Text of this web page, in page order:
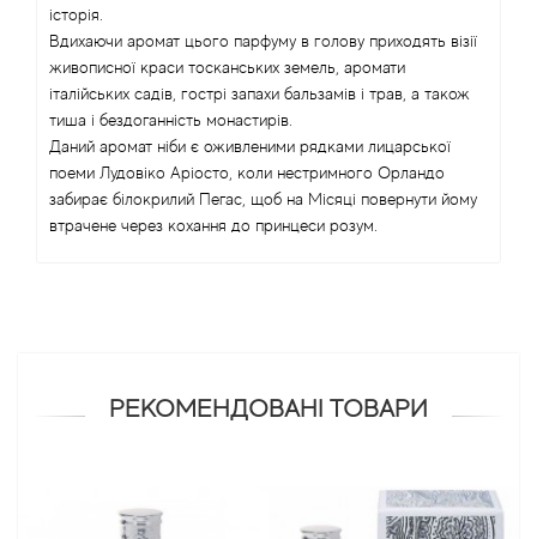
історія.
Вдихаючи аромат цього парфуму в голову приходять візії
живописної краси тосканських земель, аромати
італійських садів, гострі запахи бальзамів і трав, а також
тиша і бездоганність монастирів.
Даний аромат ніби є оживленими рядками лицарської
поеми Лудовіко Аріосто, коли нестримного Орландо
забирає білокрилий Пегас, щоб на Місяці повернути йому
втрачене через кохання до принцеси розум.
РЕКОМЕНДОВАНІ ТОВАРИ
Annayake
Anne Fontaine
Annick Goutal
Antonia's Flowers
Antonio Visconti
Arabesque Perfumes